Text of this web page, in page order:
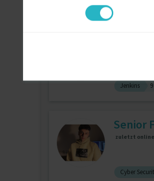
Jenkins
Senior
zuletzt
Cyber